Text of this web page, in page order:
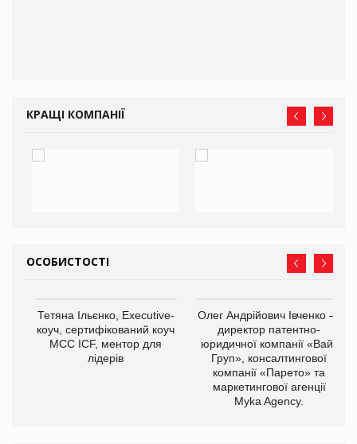
КРАЩІ КОМПАНІЇ
ОСОБИСТОСТІ
Тетяна Ільєнко, Executive-
коуч, сертифікований коуч
МСС ICF, ментор для
лідерів
Олег Андрійович Івченко —
директор патентно-
юридичної компанії «Вайз
Груп», консалтингової
компанії «Парето» та
маркетингової агенції
Myka Agency.